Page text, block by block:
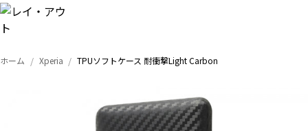
トップ
ホーム Xperia TPUソフトケース 耐衝撃Light Carbon